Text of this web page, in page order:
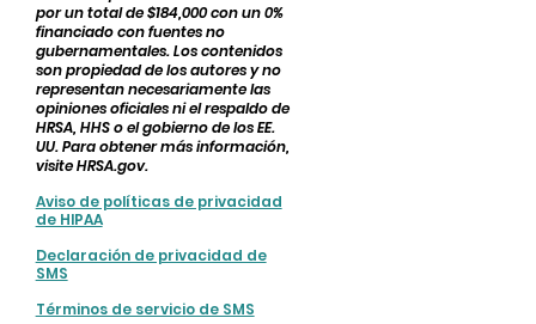
por un total de $184,000 con un 0%
financiado con fuentes no
gubernamentales. Los contenidos
son propiedad de los autores y no
representan necesariamente las
opiniones oficiales ni el respaldo de
HRSA, HHS o el gobierno de los EE.
UU. Para obtener más información,
visite HRSA.gov.
Aviso de políticas de privacidad
de HIPAA
Declaración de privacidad de
SMS
Términos de servicio de SMS